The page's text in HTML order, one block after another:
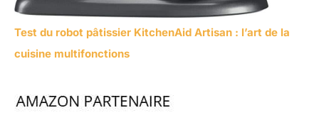
Test du robot pâtissier KitchenAid Artisan : l’art de la
cuisine multifonctions